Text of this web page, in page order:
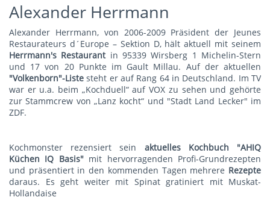
Alexander Herrmann
Alexander Herrmann, von 2006-2009 Präsident der Jeunes
Restaurateurs d´Europe – Sektion D, hält aktuell mit seinem
Herrmann's Restaurant in 95339 Wirsberg 1 Michelin-Stern
und 17 von 20 Punkte im Gault Millau. Auf der aktuellen
"Volkenborn"-Liste steht er auf Rang 64 in Deutschland. Im TV
war er u.a. beim „Kochduell“ auf VOX zu sehen und gehörte
zur Stammcrew von „Lanz kocht“ und "Stadt Land Lecker" im
ZDF.
Kochmonster rezensiert sein aktuelles Kochbuch "AHIQ
Küchen IQ Basis" mit hervorragenden Profi-Grundrezepten
und präsentiert in den kommenden Tagen mehrere Rezepte
daraus. Es geht weiter mit Spinat gratiniert mit Muskat-
Hollandaise